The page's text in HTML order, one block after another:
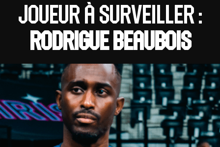
Joueur à surveiller :
Rodrigue Beaubois